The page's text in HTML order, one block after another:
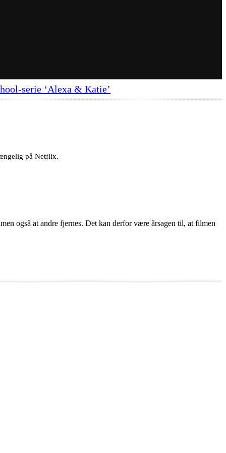
serie ‘Alexa & Katie’
på Netflix.
også at andre fjernes. Det kan derfor være årsagen til, at filmen